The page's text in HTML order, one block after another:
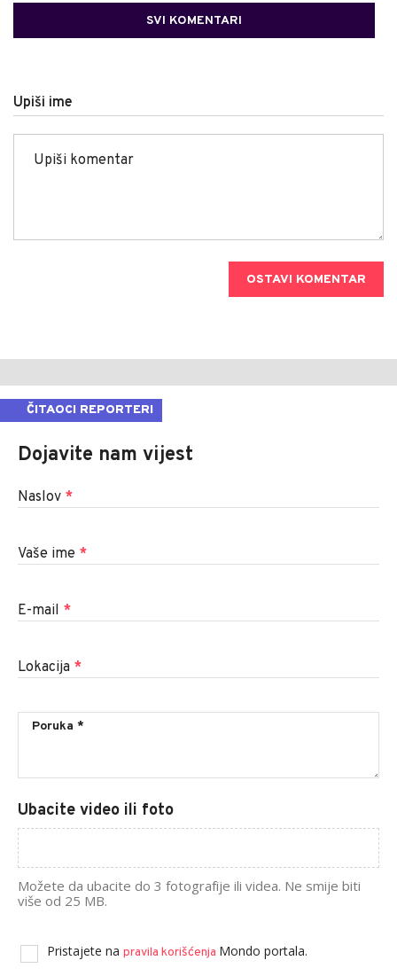
SVI KOMENTARI
Upiši ime
OSTAVI KOMENTAR
ČITAOCI REPORTERI
Dojavite nam vijest
Naslov *
Vaše ime *
E-mail *
Lokacija *
Ubacite video ili foto
Možete da ubacite do 3 fotografije ili videa. Ne smije biti
više od 25 MB.
Pristajete na pravila korišćenja Mondo portala.